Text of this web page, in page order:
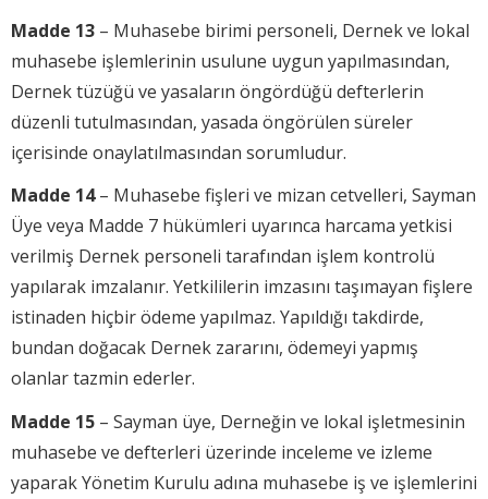
Madde 13 – Muhasebe birimi personeli, Dernek ve lokal
muhasebe işlemlerinin usulune uygun yapılmasından,
Dernek tüzüğü ve yasaların öngördüğü defterlerin
düzenli tutulmasından, yasada öngörülen süreler
içerisinde onaylatılmasından sorumludur.
Madde 14– Muhasebe fişleri ve mizan cetvelleri, Sayman
Üye veya Madde 7 hükümleri uyarınca harcama yetkisi
verilmiş Dernek personeli tarafından işlem kontrolü
yapılarak imzalanır. Yetkililerin imzasını taşımayan fişlere
istinaden hiçbir ödeme yapılmaz. Yapıldığı takdirde,
bundan doğacak Dernek zararını, ödemeyi yapmış
olanlar tazmin ederler.
Madde 15 – Sayman üye, Derneğin ve lokal işletmesinin
muhasebe ve defterleri üzerinde inceleme ve izleme
yaparak Yönetim Kurulu adına muhasebe iş ve işlemlerini